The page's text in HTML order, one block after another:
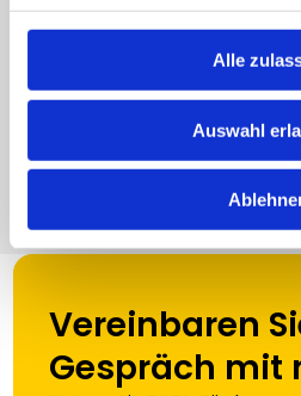
Alle
Auswahl
BAFA-
finanzielle Spielräume
Investitionen in
Organisation.
Vereinbaren
Gespräch mit